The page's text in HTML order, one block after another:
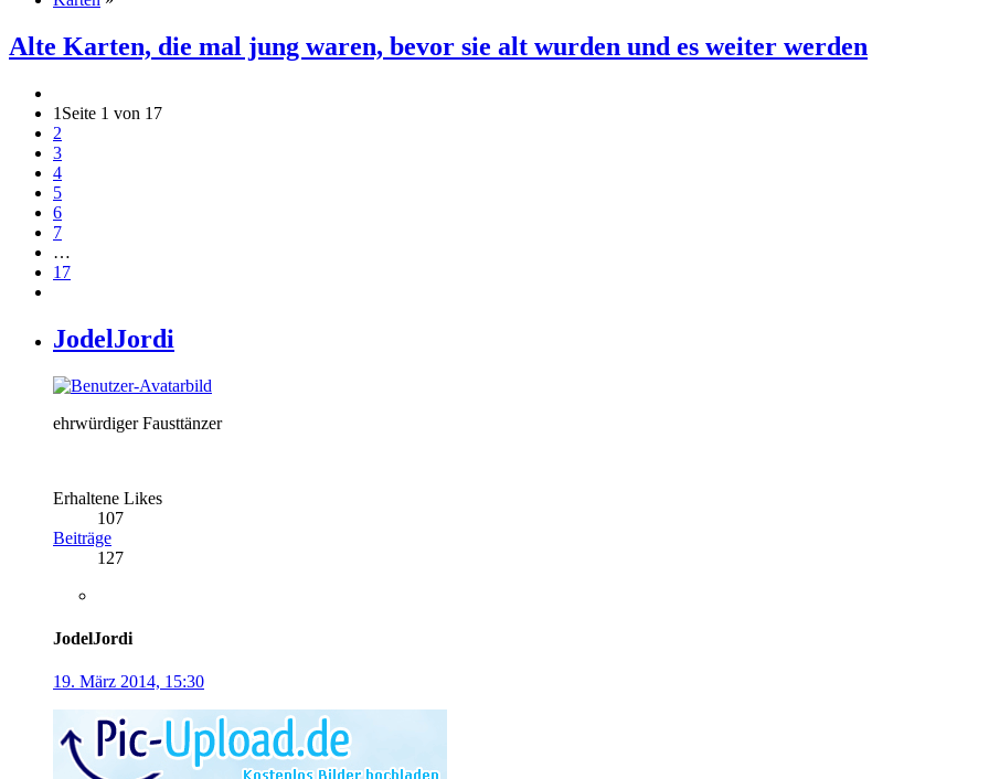
Alte Karten, die mal jung waren, bevor sie alt wurden und es weiter werden
1 Seite 1 von 17
2
3
4
5
6
7
…
17
JodelJordi
ehrwürdiger Fausttänzer
Erhaltene Likes
107
Beiträge
127
JodelJordi
19. März 2014, 15:30